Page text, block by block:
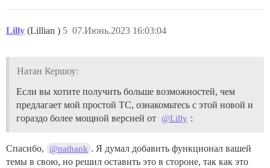
Lilly (Lillian ) 07.Июнь.2023 16:03:04
5
Натан Кершоу:
Если вы хотите получить больше возможностей, чем
предлагает мой простой TC, ознакомьтесь с этой новой и
гораздо более мощной версией от @Lilly :
Спасибо, @nathank . Я думал добавить функционал вашей
темы в свою, но решил оставить это в стороне, так как это